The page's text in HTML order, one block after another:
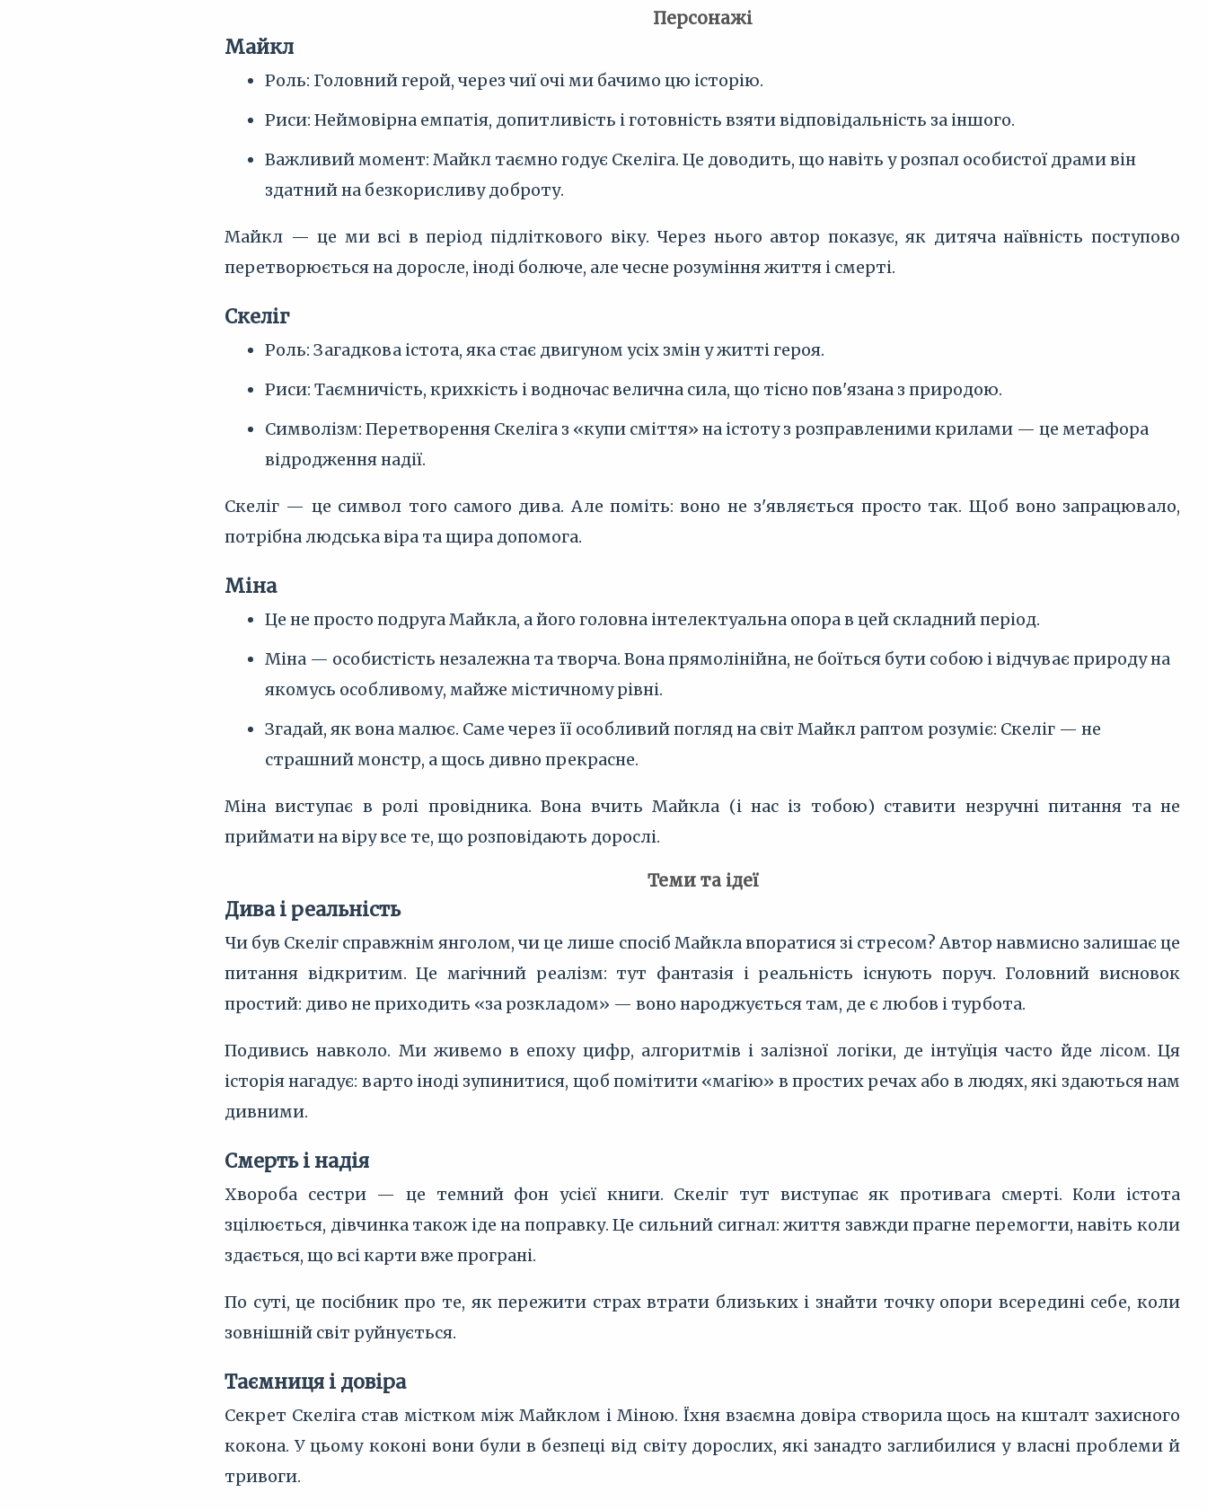
Персонажі
Майкл
Роль: Головний герой, через чиї очі ми бачимо цю історію.
Риси: Неймовірна емпатія, допитливість і готовність взяти відповідальність за іншого.
Важливий момент: Майкл таємно годує Скеліга. Це доводить, що навіть у розпал особистої драми він
здатний на безкорисливу доброту.
Майкл — це ми всі в період підліткового віку. Через нього автор показує, як дитяча наївність поступово
перетворюється на доросле, іноді болюче, але чесне розуміння життя і смерті.
Скеліг
Роль: Загадкова істота, яка стає двигуном усіх змін у житті героя.
Риси: Таємничість, крихкість і водночас велична сила, що тісно пов'язана з природою.
Символізм: Перетворення Скеліга з «купи сміття» на істоту з розправленими крилами — це метафора
відродження надії.
Скеліг — це символ того самого дива. Але поміть: воно не з'являється просто так. Щоб воно запрацювало,
потрібна людська віра та щира допомога.
Міна
Це не просто подруга Майкла, а його головна інтелектуальна опора в цей складний період.
Міна — особистість незалежна та творча. Вона прямолінійна, не боїться бути собою і відчуває природу на
якомусь особливому, майже містичному рівні.
Згадай, як вона малює. Саме через її особливий погляд на світ Майкл раптом розуміє: Скеліг — не
страшний монстр, а щось дивно прекрасне.
Міна виступає в ролі провідника. Вона вчить Майкла (і нас із тобою) ставити незручні питання та не
приймати на віру все те, що розповідають дорослі.
Теми та ідеї
Дива і реальність
Чи був Скеліг справжнім янголом, чи це лише спосіб Майкла впоратися зі стресом? Автор навмисно залишає це
питання відкритим. Це магічний реалізм: тут фантазія і реальність існують поруч. Головний висновок
простий: диво не приходить «за розкладом» — воно народжується там, де є любов і турбота.
Подивись навколо. Ми живемо в епоху цифр, алгоритмів і залізної логіки, де інтуїція часто йде лісом. Ця
історія нагадує: варто іноді зупинитися, щоб помітити «магію» в простих речах або в людях, які здаються нам
дивними.
Смерть і надія
Хвороба сестри — це темний фон усієї книги. Скеліг тут виступає як противага смерті. Коли істота
зцілюється, дівчинка також іде на поправку. Це сильний сигнал: життя завжди прагне перемогти, навіть коли
здається, що всі карти вже програні.
По суті, це посібник про те, як пережити страх втрати близьких і знайти точку опори всередині себе, коли
зовнішній світ руйнується.
Таємниця і довіра
Секрет Скеліга став містком між Майклом і Міною. Їхня взаємна довіра створила щось на кшталт захисного
кокона. У цьому коконі вони були в безпеці від світу дорослих, які занадто заглибилися у власні проблеми й
тривоги.